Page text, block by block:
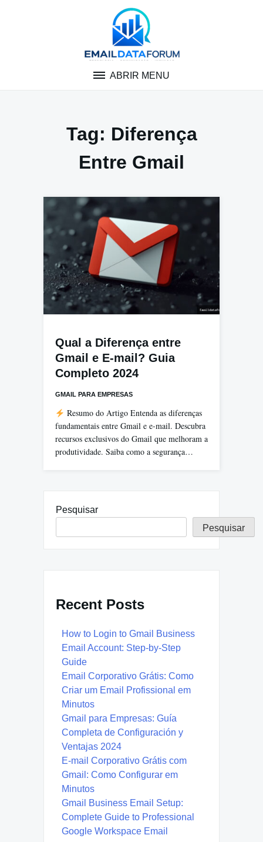
ABRIR MENU
Tag: Diferença
Entre Gmail
Qual a Diferença entre
Gmail e E-mail? Guia
Completo 2024
GMAIL PARA EMPRESAS
Resumo do Artigo Entenda as diferenças
fundamentais entre Gmail e e-mail. Descubra
recursos exclusivos do Gmail que melhoram a
produtividade. Saiba como a segurança…
Pesquisar
Pesquisar
Recent Posts
How to Login to Gmail Business
Email Account: Step-by-Step
Guide
Email Corporativo Grátis: Como
Criar um Email Profissional em
Minutos
Gmail para Empresas: Guía
Completa de Configuración y
Ventajas 2024
E-mail Corporativo Grátis com
Gmail: Como Configurar em
Minutos
Gmail Business Email Setup:
Complete Guide to Professional
Google Workspace Email